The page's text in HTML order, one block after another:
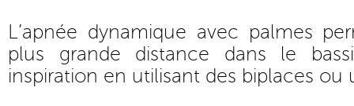
L’apnée dynamique avec palmes
plus grande distance dans le
inspiration en utilisant des biplaces